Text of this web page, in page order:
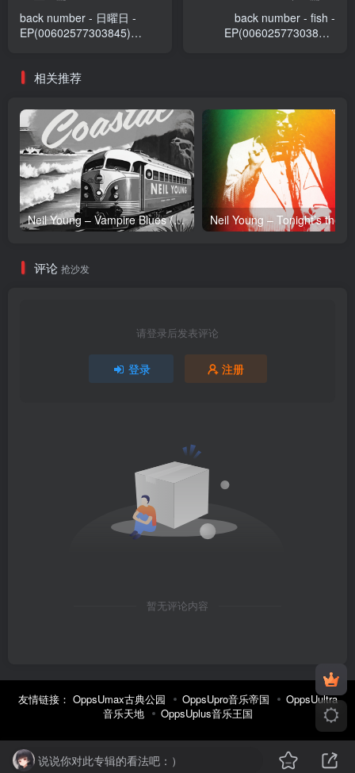
back number - 日曜日 -
EP(00602577303845)
back number - fish -
EP(00602577303883)
相关推荐
Neil Young – Vampire Blues (Live) – Single(054391239303)【24bit／96.0kHz】土耳其区
评论 抢沙发
请登录后发表评论
登录 注册
暂无评论内容
友情链接： OppsUmax古典公园 OppsUpro音乐帝国
OppsUultra
音乐天地
OppsUplus音乐王国
说说你对此专辑的看法吧：）